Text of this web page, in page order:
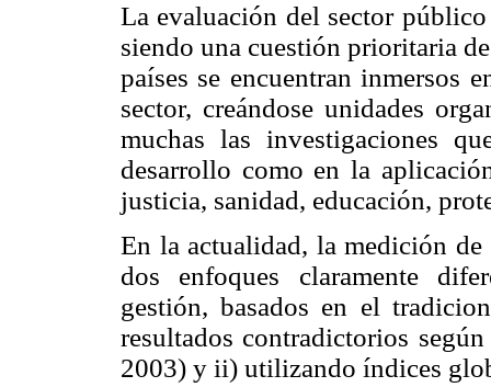
La evaluación del sector
siendo una cuestión prioritaria
países se encuentran inmersos
sector, creándose unidades
muchas las investigaciones
desarrollo como en la
justicia, sanidad, educación,
En la actualidad, la medición
dos enfoques claramente
gestión, basados en el
resultados contradictorios
2003) y ii) utilizando índices